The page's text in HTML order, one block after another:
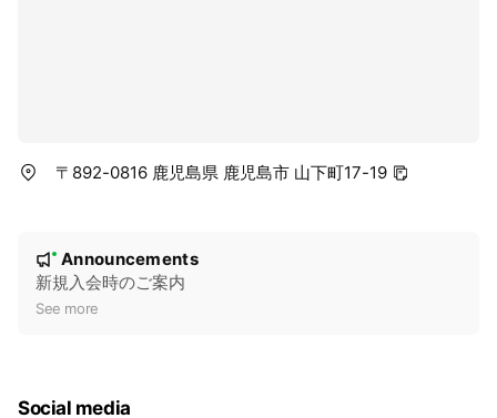
〒892-0816 鹿児島県 鹿児島市 山下町17-19
e
New
Announcements
新規入会時のご案内
See more
Social media